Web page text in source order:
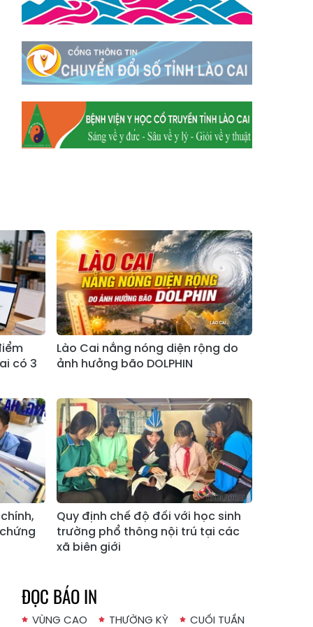
Hum
Xã Trịnh Tường
Xã Nậm Chày
Xã Võ Lao
Xã Khánh Yên
Xã Văn Bàn
Xã Dương Quỳ
Xã Nghĩa Đô
Xã Thượng Hà
Xã Xuân Hòa
Xã Phúc Khánh
Xã Bảo Hà
Xã Mường Bo
Xã Bản Hồ
Xã Tả Van
Xã Tả Phìn
Xã Cốc Lầu
Xã Bảo Nhai
Xã Bản Liền
Xã Lùng Phình
Xã Pha Long
Xã Mường
Khương
Xã Bản Lầu
Xã Cao Sơn
Xã Si Ma Cai
Xã Sín Chéng
Xã Nậm Xé
Xã Ngũ Chỉ
Xã Lao Chải
Xã Tà Xi Láng
Xã Cát Thịnh
có 3
Lào Cai nắng nóng diện rộng do
ảnh hưởng bão DOLPHIN
Quy định chế độ đối với học sinh
trường phổ thông nội trú tại các
xã biên giới
ĐỌC BÁO IN
VÙNG CAO THƯỜNG KỲ CUỐI TUẦN